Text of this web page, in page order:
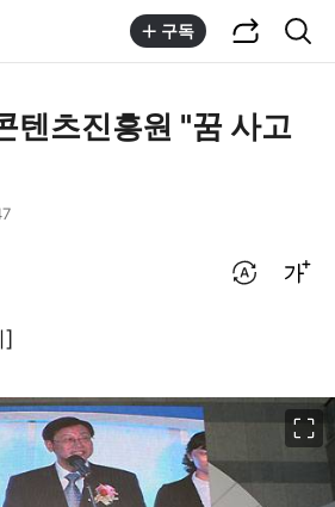
구독
텐츠진흥원 "꿈 사고
]